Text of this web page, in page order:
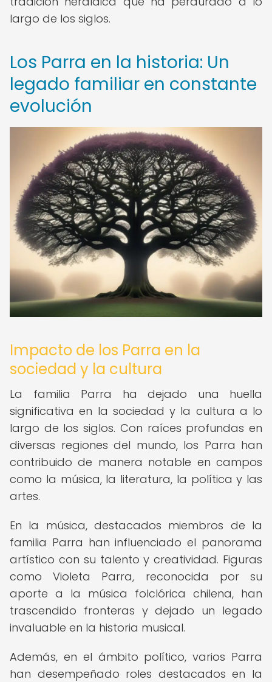
largo de los siglos.
Los Parra en la historia: Un
legado familiar en constante
evolución
Impacto de los Parra en la
sociedad y la cultura
La familia Parra ha dejado una huella
significativa en la sociedad y la cultura a lo
largo de los siglos. Con raíces profundas en
diversas regiones del mundo, los Parra han
contribuido de manera notable en campos
como la música, la literatura, la política y las
artes.
En la música, destacados miembros de la
familia Parra han influenciado el panorama
artístico con su talento y creatividad. Figuras
como Violeta Parra, reconocida por su
aporte a la música folclórica chilena, han
trascendido fronteras y dejado un legado
invaluable en la historia musical.
Además, en el ámbito político, varios Parra
han desempeñado roles destacados en la